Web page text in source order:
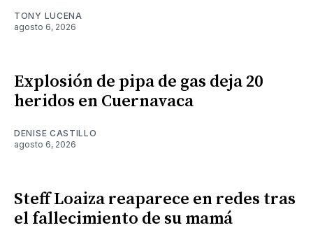
TONY LUCENA
agosto 6, 2026
Explosión de pipa de gas deja 20
heridos en Cuernavaca
DENISE CASTILLO
agosto 6, 2026
Steff Loaiza reaparece en redes tras
el fallecimiento de su mamá